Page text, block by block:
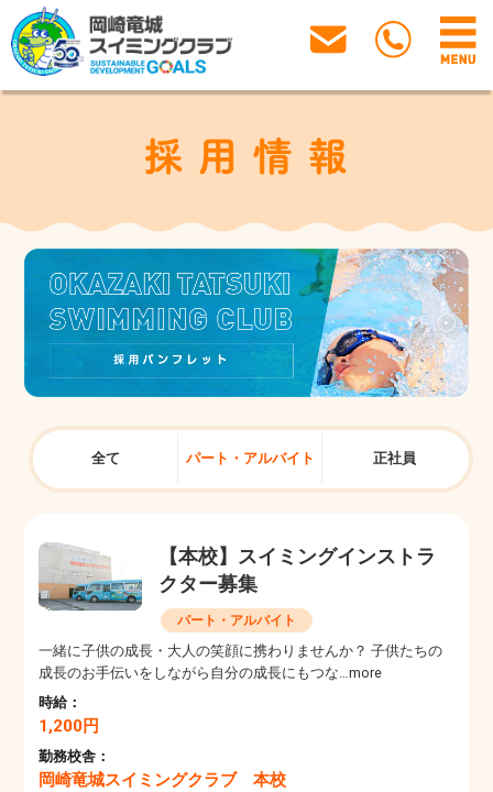
全て パート・アルバイト 正社員
【本校】スイミングインストラ
クター募集
パート・アルバイト
一緒に子供の成長・大人の笑顔に携わりませんか？ 子供たちの
成長のお手伝いをしながら自分の成長にもつな…more
時給：
1,200円
勤務校舎：
岡崎竜城スイミングクラブ 本校